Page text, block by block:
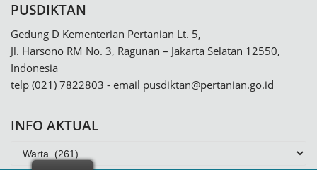
PUSDIKTAN
Gedung D Kementerian Pertanian Lt. 5,
Jl. Harsono RM No. 3, Ragunan – Jakarta Selatan 12550,
Indonesia
telp (021) 7822803 - email pusdiktan@pertanian.go.id
INFO AKTUAL